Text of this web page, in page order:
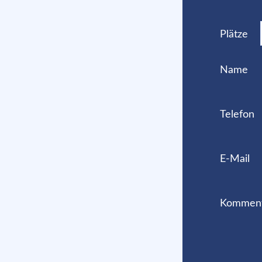
Plätze
Name
Telefon
E-Mail